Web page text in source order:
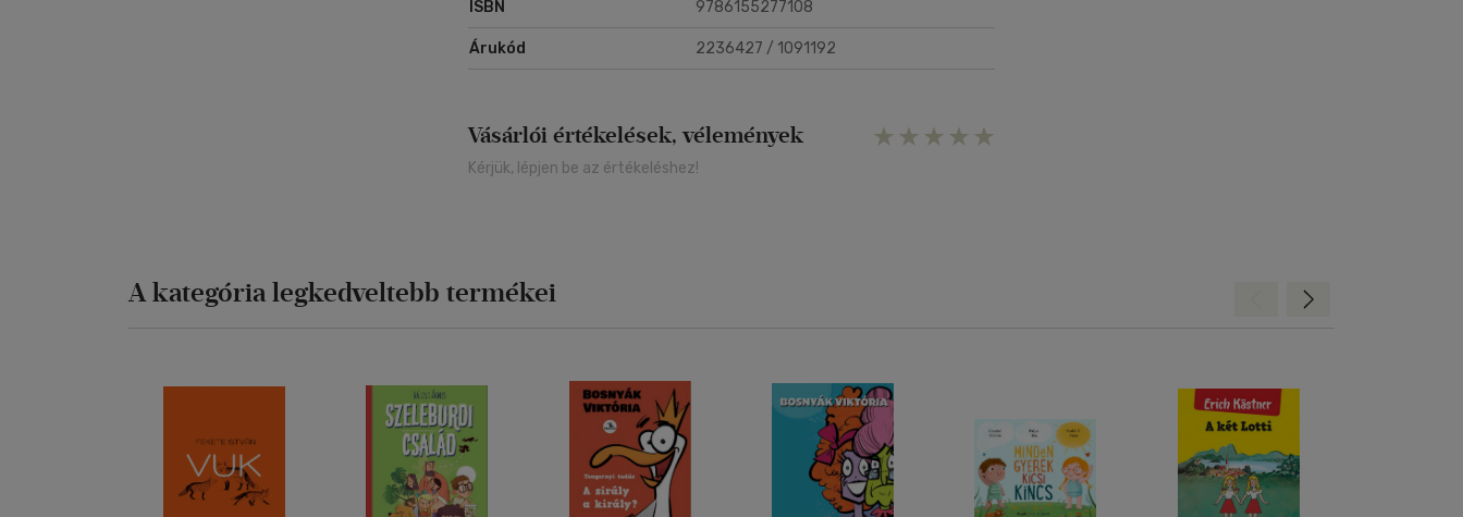
ISBN 9786155277108
Árukód 2236427 / 1091192
Vásárlói értékelések, vélemények
Kérjük, lépjen be az értékeléshez!
A kategória legkedveltebb termékei Előre